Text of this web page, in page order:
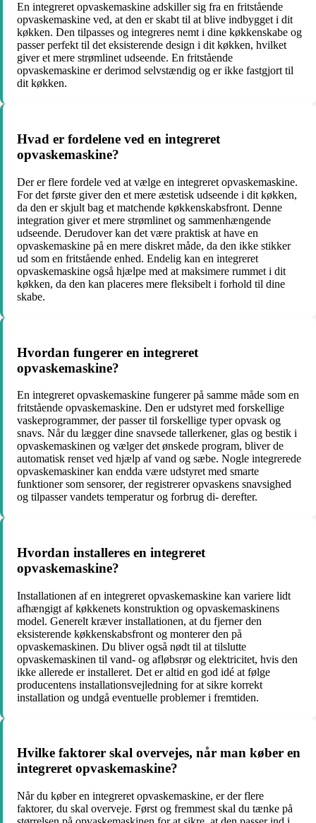
En integreret opvaskemaskine adskiller sig fra en fritstående
opvaskemaskine ved, at den er skabt til at blive indbygget i dit
køkken. Den tilpasses og integreres nemt i dine køkkenskabe og
passer perfekt til det eksisterende design i dit køkken, hvilket
giver et mere strømlinet udseende. En fritstående
opvaskemaskine er derimod selvstændig og er ikke fastgjort til
dit køkken.
Hvad er fordelene ved en integreret
opvaskemaskine?
Der er flere fordele ved at vælge en integreret opvaskemaskine.
For det første giver den et mere æstetisk udseende i dit køkken,
da den er skjult bag et matchende køkkenskabsfront. Denne
integration giver et mere strømlinet og sammenhængende
udseende. Derudover kan det være praktisk at have en
opvaskemaskine på en mere diskret måde, da den ikke stikker
ud som en fritstående enhed. Endelig kan en integreret
opvaskemaskine også hjælpe med at maksimere rummet i dit
køkken, da den kan placeres mere fleksibelt i forhold til dine
skabe.
Hvordan fungerer en integreret
opvaskemaskine?
En integreret opvaskemaskine fungerer på samme måde som en
fritstående opvaskemaskine. Den er udstyret med forskellige
vaskeprogrammer, der passer til forskellige typer opvask og
snavs. Når du lægger dine snavsede tallerkener, glas og bestik i
opvaskemaskinen og vælger det ønskede program, bliver de
automatisk renset ved hjælp af vand og sæbe. Nogle integrerede
opvaskemaskiner kan endda være udstyret med smarte
funktioner som sensorer, der registrerer opvaskens snavsighed
og tilpasser vandets temperatur og forbrug di- derefter.
Hvordan installeres en integreret
opvaskemaskine?
Installationen af en integreret opvaskemaskine kan variere lidt
afhængigt af køkkenets konstruktion og opvaskemaskinens
model. Generelt kræver installationen, at du fjerner den
eksisterende køkkenskabsfront og monterer den på
opvaskemaskinen. Du bliver også nødt til at tilslutte
opvaskemaskinen til vand- og afløbsrør og elektricitet, hvis den
ikke allerede er installeret. Det er altid en god idé at følge
producentens installationsvejledning for at sikre korrekt
installation og undgå eventuelle problemer i fremtiden.
Hvilke faktorer skal overvejes, når man køber en
integreret opvaskemaskine?
Når du køber en integreret opvaskemaskine, er der flere
faktorer, du skal overveje. Først og fremmest skal du tænke på